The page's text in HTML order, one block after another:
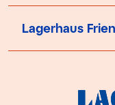
Lagerhaus